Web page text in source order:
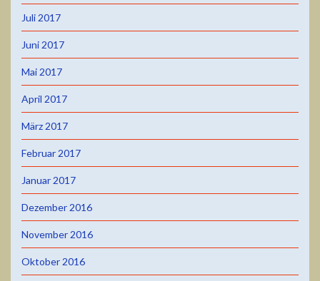
Juli 2017
Juni 2017
Mai 2017
April 2017
März 2017
Februar 2017
Januar 2017
Dezember 2016
November 2016
Oktober 2016